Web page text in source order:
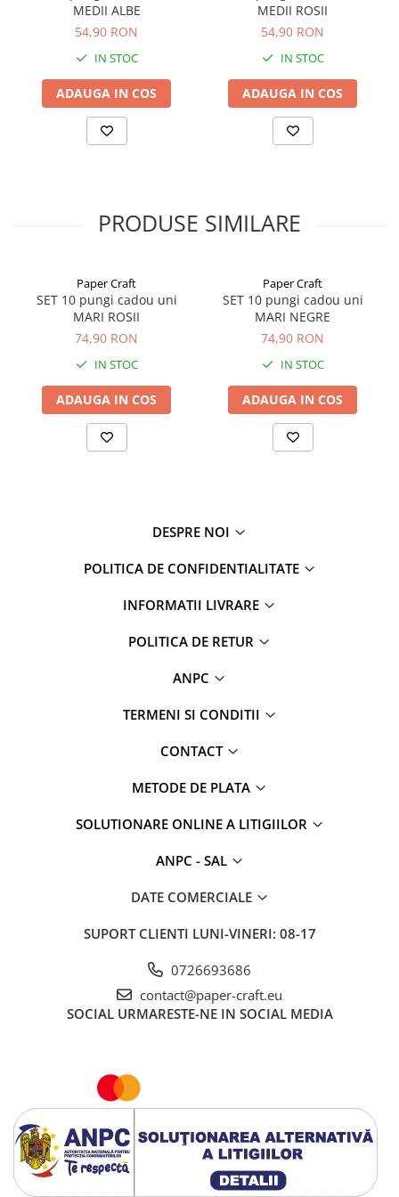
MEDII ALBE
54,90 RON
IN STOC
ADAUGA IN COS
MEDII ROSII
54,90 RON
IN STOC
ADAUGA IN COS
PRODUSE SIMILARE
Paper Craft
SET 10 pungi cadou uni
MARI ROSII
74,90 RON
IN STOC
ADAUGA IN COS
Paper Craft
SET 10 pungi cadou uni
MARI NEGRE
74,90 RON
IN STOC
ADAUGA IN COS
DESPRE NOI
POLITICA DE CONFIDENTIALITATE
INFORMATII LIVRARE
POLITICA DE RETUR
ANPC
TERMENI SI CONDITII
CONTACT
METODE DE PLATA
SOLUTIONARE ONLINE A LITIGIILOR
ANPC - SAL
DATE COMERCIALE
SUPORT CLIENTI LUNI-VINERI: 08-17
0726693686
contact@paper-craft.eu
SOCIAL URMARESTE-NE IN SOCIAL MEDIA